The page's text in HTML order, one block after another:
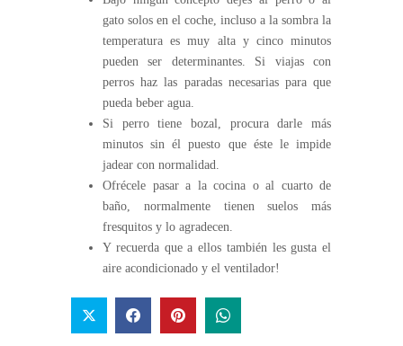
gato solos en el coche, incluso a la sombra la
temperatura es muy alta y cinco minutos
pueden ser determinantes. Si viajas con
perros haz las paradas necesarias para que
pueda beber agua.
Si perro tiene bozal, procura darle más
minutos sin él puesto que éste le impide
jadear con normalidad.
Ofrécele pasar a la cocina o al cuarto de
baño, normalmente tienen suelos más
fresquitos y lo agradecen.
Y recuerda que a ellos también les gusta el
aire acondicionado y el ventilador!